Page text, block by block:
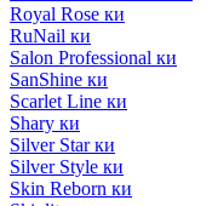
Royal Rose ки
RuNail ки
Salon Professional ки
SanShine ки
Scarlet Line ки
Shary ки
Silver Star ки
Silver Style ки
Skin Reborn ки